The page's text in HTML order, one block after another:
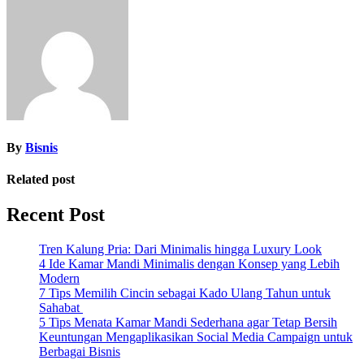
By Bisnis
Related post
Recent Post
Tren Kalung Pria: Dari Minimalis hingga Luxury Look
4 Ide Kamar Mandi Minimalis dengan Konsep yang Lebih
Modern
7 Tips Memilih Cincin sebagai Kado Ulang Tahun untuk
Sahabat
5 Tips Menata Kamar Mandi Sederhana agar Tetap Bersih
Keuntungan Mengaplikasikan Social Media Campaign untuk
Berbagai Bisnis